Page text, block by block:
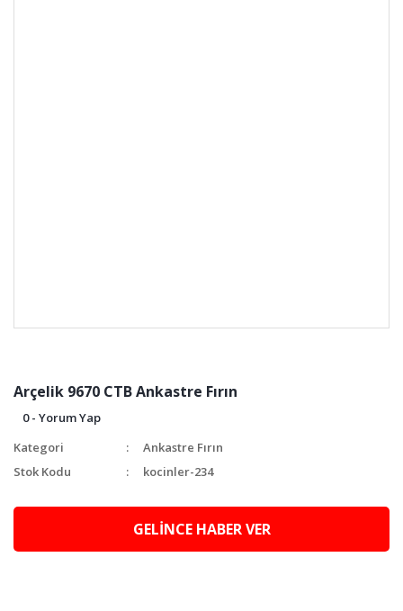
Arçelik 9670 CTB Ankastre Fırın
0 - Yorum Yap
Kategori
Ankastre Fırın
Stok Kodu
kocinler-234
GELİNCE HABER VER